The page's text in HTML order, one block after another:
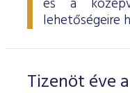
és a
lehetőségeire
Tizenöt éve